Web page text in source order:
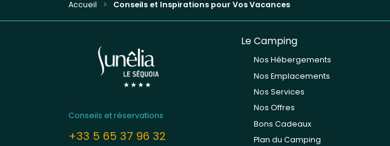
Accueil Conseils et Inspirations pour Vos Vacances
Conseils et réservations
+33 5 65 37 96 32
Le Camping
Nos Hébergements
Nos Emplacements
Nos Services
Nos Offres
Bons Cadeaux
Plan du Camping